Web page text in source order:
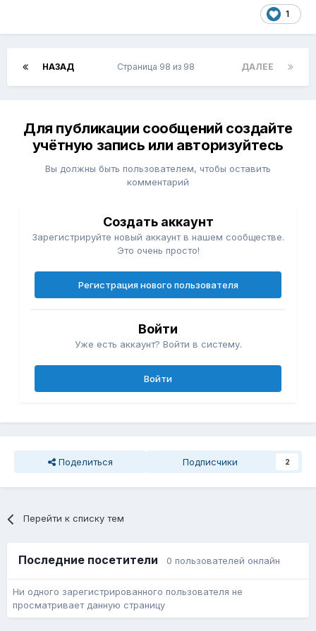
1
НАЗАД ДАЛЕЕ
Страница 98 из 98
Для публикации сообщений создайте
учётную запись или авторизуйтесь
Вы должны быть пользователем, чтобы оставить
комментарий
Создать аккаунт
Зарегистрируйте новый аккаунт в нашем сообществе.
Это очень просто!
Регистрация нового пользователя
Войти
Уже есть аккаунт? Войти в систему.
Войти
Поделиться Подписчики 2
Перейти к списку тем
Последние посетители 0 пользователей онлайн
Ни одного зарегистрированного пользователя не
просматривает данную страницу